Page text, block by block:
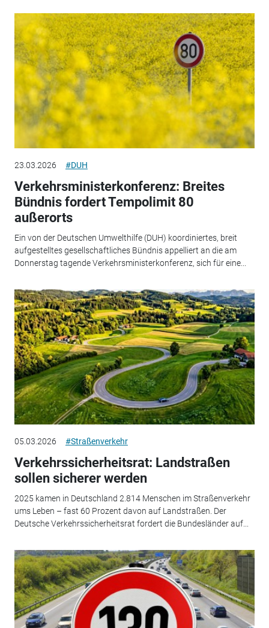
23.03.2026 #DUH
Verkehrsministerkonferenz: Breites
Bündnis fordert Tempolimit 80
außerorts
Ein von der Deutschen Umwelthilfe (DUH) koordiniertes, breit
aufgestelltes gesellschaftliches Bündnis appelliert an die am
Donnerstag tagende Verkehrsministerkonferenz, sich für eine...
05.03.2026 #Straßenverkehr
Verkehrssicherheitsrat: Landstraßen
sollen sicherer werden
2025 kamen in Deutschland 2.814 Menschen im Straßenverkehr
ums Leben – fast 60 Prozent davon auf Landstraßen. Der
Deutsche Verkehrssicherheitsrat fordert die Bundesländer auf...